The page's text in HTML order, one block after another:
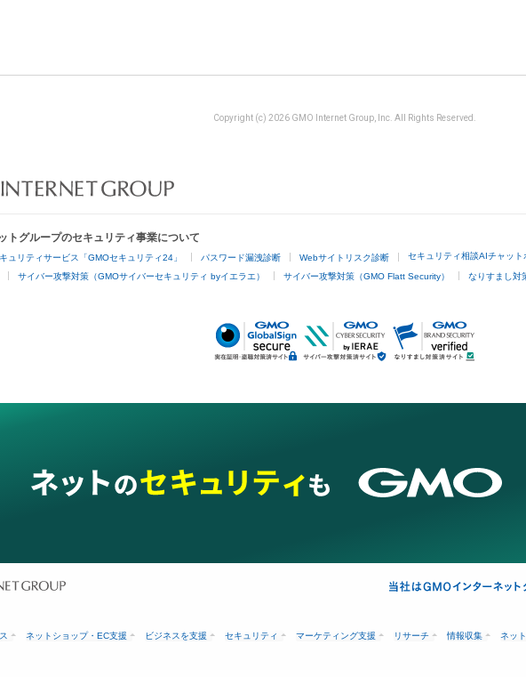
Copyright (c) 2026 GMO Internet Group, Inc. All Rights Reserved.
トグループのセキュリティ事業について
ュリティサービス「GMOセキュリティ24」 パスワード漏洩診断 Webサイトリスク診断 セキュリティ相談AIチャット
サイバー攻撃対策（GMOサイバーセキュリティ byイエラエ） サイバー攻撃対策（GMO Flatt Security） なりすまし対
ネットショップ・EC支援 ビジネスを支援 セキュリティ マーケティング支援 リサーチ 情報収集 ネッ